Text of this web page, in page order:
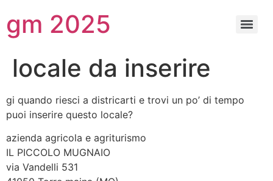
gm 2025
locale da inserire
gi quando riesci a districarti e trovi un po’ di tempo
puoi inserire questo locale?
azienda agricola e agriturismo
IL PICCOLO MUGNAIO
via Vandelli 531